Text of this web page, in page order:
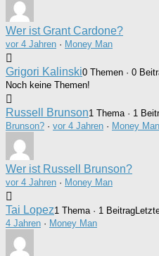
Wer ist Grant Cardone?
vor 4 Jahren · Money Man
Grigori Kalinski0 Themen · 0
Noch keine Themen!
Russell Brunson1 Thema · 1
Brunson? · vor 4 Jahren · Money Man
Wer ist Russell Brunson?
vor 4 Jahren · Money Man
Tai Lopez1 Thema · 1 Beitrag
4 Jahren · Money Man